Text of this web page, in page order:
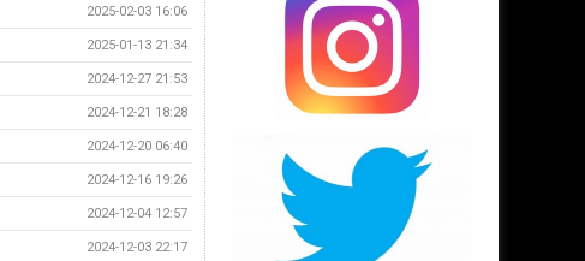
2025-02-03 16:06
2025-01-13 21:34
2024-12-27 21:53
2024-12-21 18:28
2024-12-20 06:40
2024-12-16 19:26
2024-12-04 12:57
2024-12-03 22:17